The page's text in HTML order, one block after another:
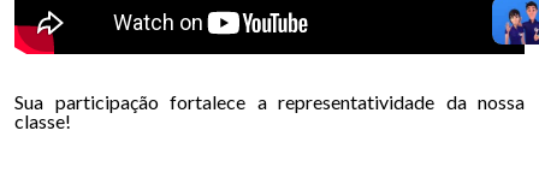
Sua participação fortalece a representatividade da nossa
classe!